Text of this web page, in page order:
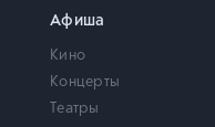
Афиша
Кино
Концерты
Театры